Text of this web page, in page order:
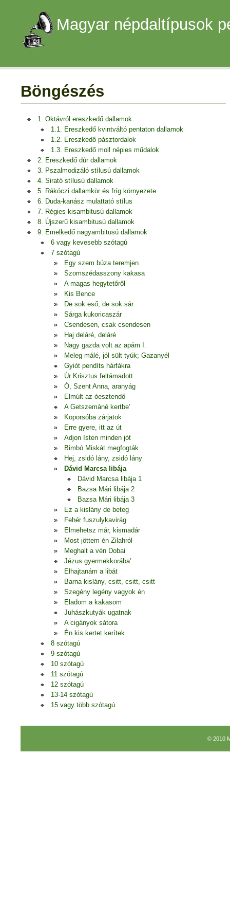
Magyar népdaltípusok
Böngészés
1. Oktávról ereszkedő dallamok
1.1. Ereszkedő kvintváltó pentaton dallamok
1.2. Ereszkedő pásztordalok
1.3. Ereszkedő moll népies műdalok
2. Ereszkedő dúr dallamok
3. Pszalmodizáló stílusú dallamok
4. Sirató stílusú dallamok
5. Rákóczi dallamkör és fríg környezete
6. Duda-kanász mulattató stílus
7. Régies kisambitusú dallamok
8. Újszerű kisambitusú dallamok
9. Emelkedő nagyambitusú dallamok
6 vagy kevesebb szótagú
7 szótagú
Egy szem búza teremjen
Szomszédasszony kakasa
A magas hegytetőről
Kis Bence
De sok eső, de sok sár
Sárga kukoricaszár
Csendesen, csak csendesen
Haj deláré, deláré
Nagy gazda volt az apám I.
Meleg málé, jól sült tyúk; Gazanyél
Gyiót pendíts hárfákra
Úr Krisztus feltámadott
Ó, Szent Anna, aranyág
Elmúlt az óesztendő
A Getszemáné kertbe'
Koporsóba zárjatok
Erre gyere, itt az út
Adjon Isten minden jót
Bimbó Miskát megfogták
Hej, zsidó lány, zsidó lány
Dávid Marcsa libája
Dávid Marcsa libája 1
Bazsa Mári libája 2
Bazsa Mári libája 3
Ez a kislány de beteg
Fehér fuszulykavirág
Elmehetsz már, kismadár
Most jöttem én Zilahról
Meghalt a vén Dobai
Jézus gyermekkorába'
Elhajtanám a libát
Barna kislány, csitt, csitt, csitt
Szegény legény vagyok én
Eladom a kakasom
Juhászkutyák ugatnak
A cigányok sátora
Én kis kertet kerítek
8 szótagú
9 szótagú
10 szótagú
11 szótagú
12 szótagú
13-14 szótagú
15 vagy több szótagú
© 2010